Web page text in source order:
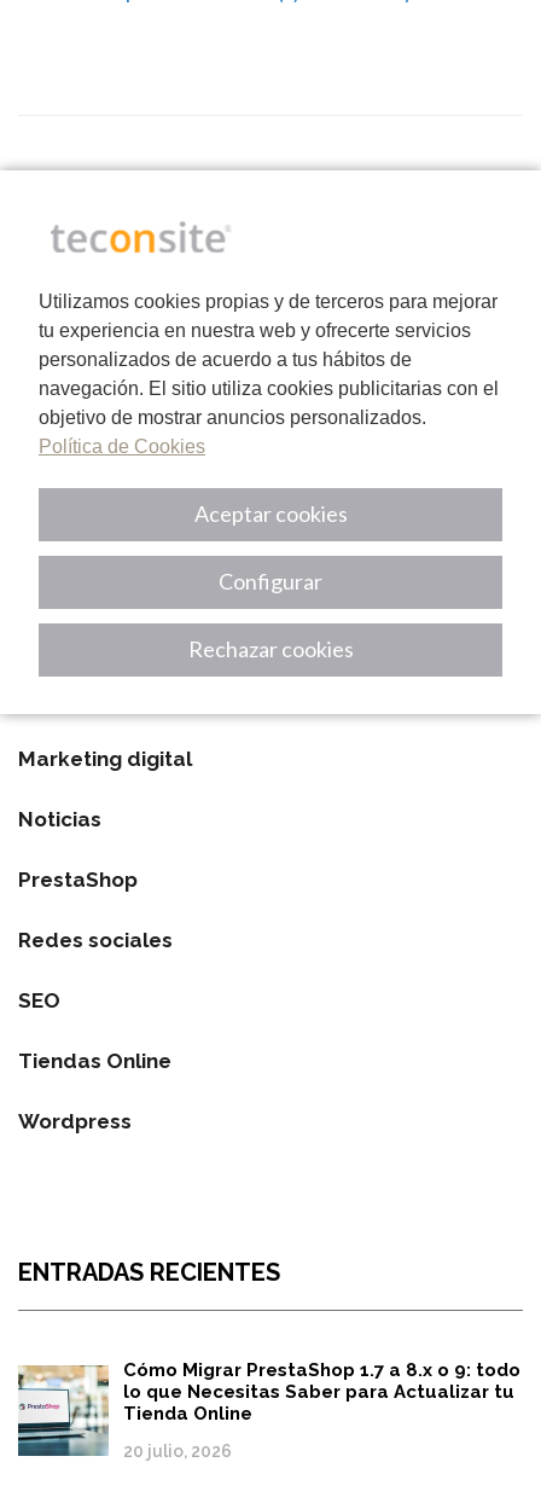
Utilizamos cookies propias y de terceros para mejorar
tu experiencia en nuestra web y ofrecerte servicios
personalizados de acuerdo a tus hábitos de
navegación. El sitio utiliza cookies publicitarias con el
objetivo de mostrar anuncios personalizados.
Política de Cookies
Aceptar cookies
Rechazar cookies
Configurar
CATEGORÍAS
Analítica web
Desarrollo de Apps
Marketing digital
Noticias
PrestaShop
Redes sociales
SEO
Tiendas Online
Wordpress
ENTRADAS RECIENTES
Cómo Migrar PrestaShop 1.7 a 8.x o 9: todo
lo que Necesitas Saber para Actualizar tu
Tienda Online
20 julio, 2026